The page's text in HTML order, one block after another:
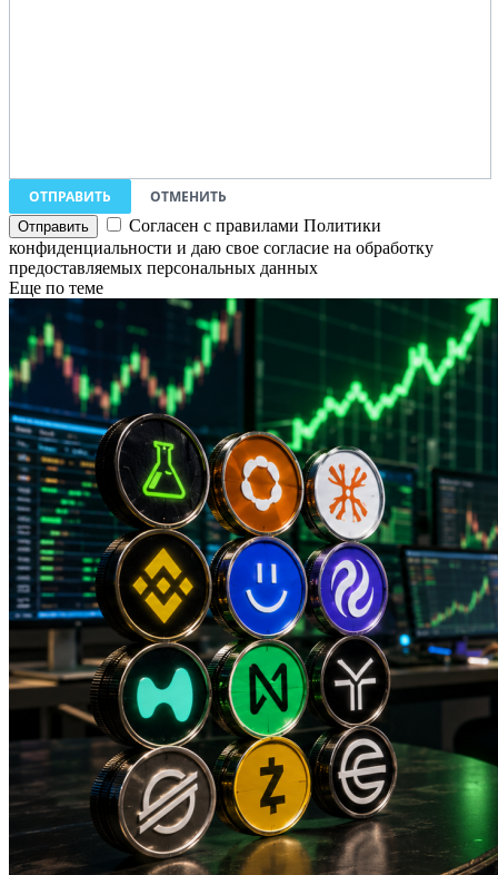
ОТПРАВИТЬ
ОТМЕНИТЬ
Согласен с правилами Политики
конфиденциальности и даю свое согласие на обработку
предоставляемых персональных данных
Еще по теме